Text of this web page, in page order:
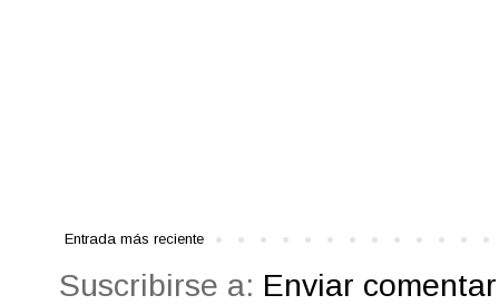
Entrada más reciente
Suscribirse a: Enviar